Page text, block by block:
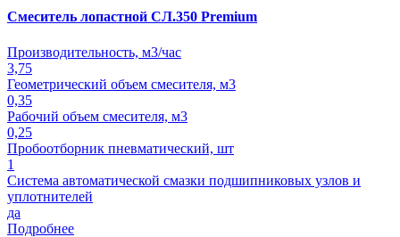
Смеситель лопастной СЛ.350 Premium
Производительность, м3/час
3,75
Геометрический объем смесителя, м3
0,35
Рабочий объем смесителя, м3
0,25
Пробоотборник пневматический, шт
1
Система автоматической смазки подшипниковых узлов и
уплотнителей
да
Подробнее